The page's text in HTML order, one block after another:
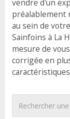
vendre d'un
préalablement
au sein de
Sainfoins à La
mesure de
corrigée en